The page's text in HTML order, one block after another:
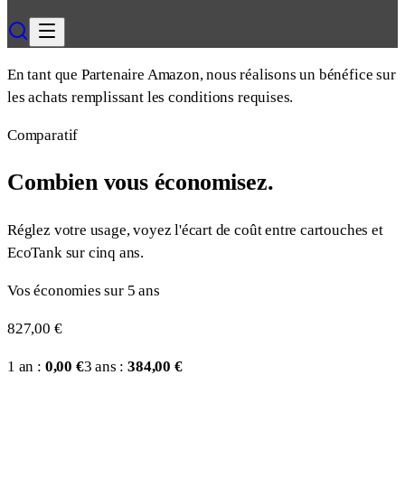
En tant que Partenaire Amazon, nous réalisons un bénéfice sur
les achats remplissant les conditions requises.
Comparatif
Combien vous économisez.
Réglez votre usage, voyez l'écart de coût entre cartouches et
EcoTank sur cinq ans.
Vos économies sur 5 ans
827,00 €
1 an : 0,00 €3 ans :384,00 €